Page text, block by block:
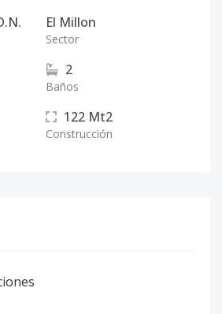
El Millon
Sector
2
Baños
122 Mt2
Construcción